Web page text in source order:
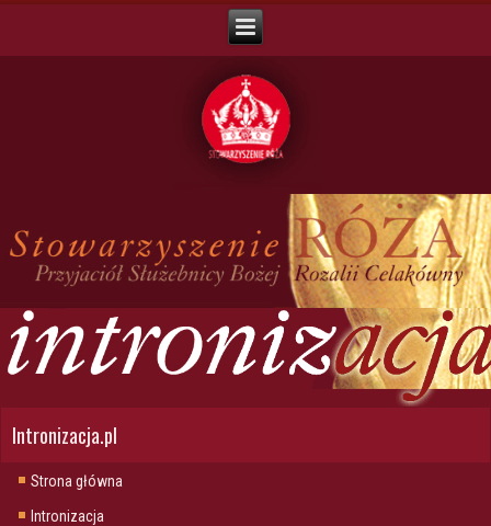
Intronizacja.pl
Strona główna
Intronizacja